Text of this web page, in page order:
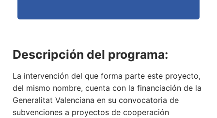
Descripción del programa:
La intervención del que forma parte este proyecto,
del mismo nombre, cuenta con la financiación de la
Generalitat Valenciana en su convocatoria de
subvenciones a proyectos de cooperación